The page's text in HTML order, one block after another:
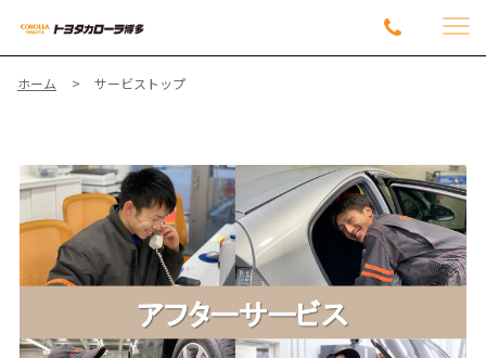
ホーム サービストップ